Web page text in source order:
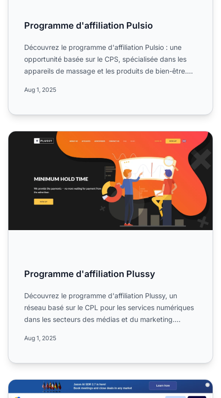
Programme d'affiliation Pulsio
Découvrez le programme d'affiliation Pulsio : une
opportunité basée sur le CPS, spécialisée dans les
appareils de massage et les produits de bien-être.
Aug 1, 2025
Programme d'affiliation Plussy
Programme d'affiliation Plussy
Découvrez le programme d'affiliation Plussy, un
réseau basé sur le CPL pour les services numériques
dans les secteurs des médias et du marketing.
Aug 1, 2025
Programme d'affiliation Reply.io